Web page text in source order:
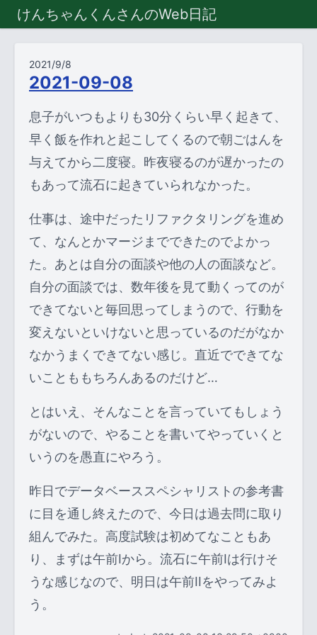
けんちゃんくんさんのWeb日記
2021/9/8
2021-09-08
息子がいつもよりも30分くらい早く起きて、
早く飯を作れと起こしてくるので朝ごはんを
与えてから二度寝。昨夜寝るのが遅かったの
もあって流石に起きていられなかった。
仕事は、途中だったリファクタリングを進め
て、なんとかマージまでできたのでよかっ
た。あとは自分の面談や他の人の面談など。
自分の面談では、数年後を見て動くってのが
できてないと毎回思ってしまうので、行動を
変えないといけないと思っているのだがなか
なかうまくできてない感じ。直近でできてな
いことももちろんあるのだけど…
とはいえ、そんなことを言っていてもしょう
がないので、やることを書いてやっていくと
いうのを愚直にやろう。
昨日でデータベーススペシャリストの参考書
に目を通し終えたので、今日は過去問に取り
組んでみた。高度試験は初めてなこともあ
り、まずは午前Iから。流石に午前Iは行けそ
うな感じなので、明日は午前IIをやってみよ
う。